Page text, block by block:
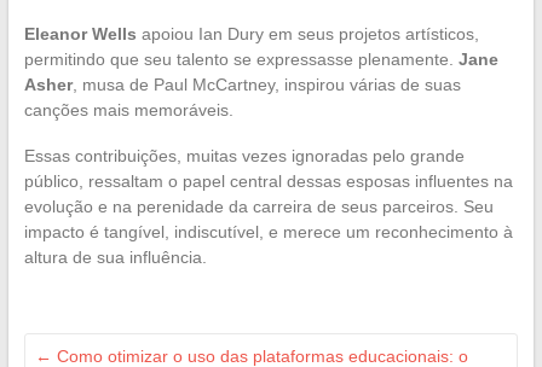
Eleanor Wells apoiou Ian Dury em seus projetos artísticos,
permitindo que seu talento se expressasse plenamente. Jane
Asher, musa de Paul McCartney, inspirou várias de suas
canções mais memoráveis.
Essas contribuições, muitas vezes ignoradas pelo grande
público, ressaltam o papel central dessas esposas influentes na
evolução e na perenidade da carreira de seus parceiros. Seu
impacto é tangível, indiscutível, e merece um reconhecimento à
altura de sua influência.
← Como otimizar o uso das plataformas educacionais: o